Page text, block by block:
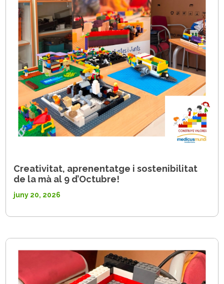
Creativitat, aprenentatge i sostenibilitat
de la mà al 9 d’Octubre!
juny 20, 2026